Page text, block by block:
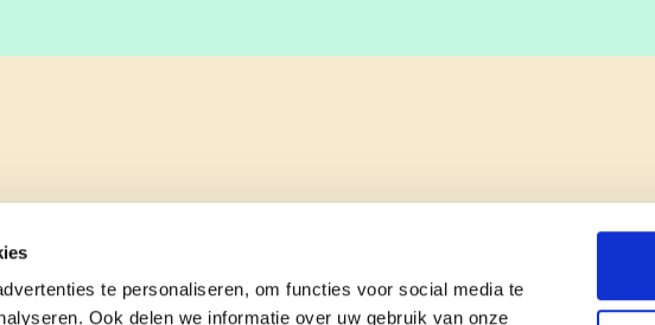
te personaliseren, om functies voor social media te
Ook delen we informatie over uw gebruik van onze